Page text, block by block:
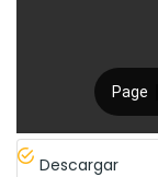
Descargar